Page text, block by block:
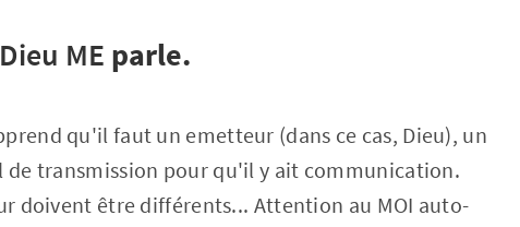
Dieu ME parle.
qu'il faut un emetteur (dans ce cas, Dieu), un
de transmission pour qu'il y ait communication.
doivent être différents... Attention au MOI auto-